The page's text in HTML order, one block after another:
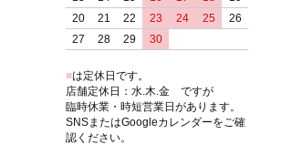
20
21 22 23 24 25
26
27
28 29 30
■は定休日です。
店舗定休日：水.木.金 ですが
臨時休業・時短営業日があります。
SNSまたはGoogleカレンダーをご確
認ください。